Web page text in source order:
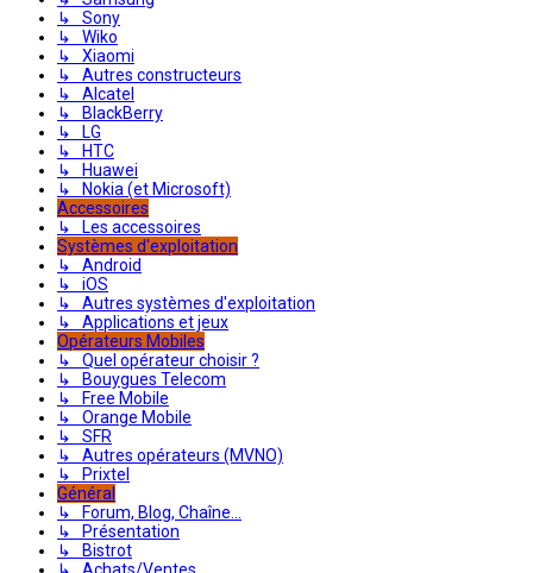
↳ Sony
↳ Wiko
↳ Xiaomi
↳ Autres constructeurs
↳ Alcatel
↳ BlackBerry
↳ LG
↳ HTC
↳ Huawei
↳ Nokia (et Microsoft)
Accessoires
↳ Les accessoires
Systèmes d'exploitation
↳ Android
↳ iOS
↳ Autres systèmes d'exploitation
↳ Applications et jeux
Opérateurs Mobiles
↳ Quel opérateur choisir ?
↳ Bouygues Telecom
↳ Free Mobile
↳ Orange Mobile
↳ SFR
↳ Autres opérateurs (MVNO)
↳ Prixtel
Général
↳ Forum, Blog, Chaîne...
↳ Présentation
↳ Bistrot